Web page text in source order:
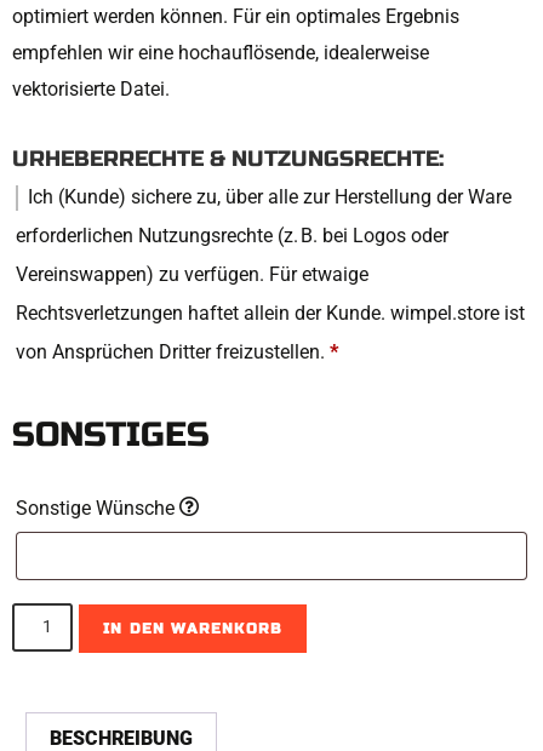
optimiert werden können. Für ein optimales Ergebnis
empfehlen wir eine hochauflösende, idealerweise
vektorisierte Datei.
URHEBERRECHTE & NUTZUNGSRECHTE:
Ich (Kunde) sichere zu, über alle zur Herstellung der Ware
erforderlichen Nutzungsrechte (z. B. bei Logos oder
Vereinswappen) zu verfügen. Für etwaige
Rechtsverletzungen haftet allein der Kunde. wimpel.store ist
von Ansprüchen Dritter freizustellen. *
SONSTIGES
Sonstige Wünsche
IN DEN WARENKORB
BESCHREIBUNG